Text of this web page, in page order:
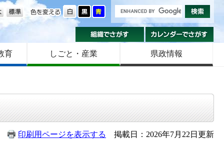
色を変える
大きさ
組織でさがす
育 しごと・産業 県政情報
印刷用ページを表示する
掲載日：2026年7月22日更新